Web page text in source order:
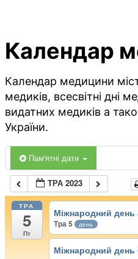
Календар
Календар медицини
медиків, всесвітні дні
видатних медиків а
України.
Пам'ятні дати
ТРА 2023
ТРА
5
Пт
Міжнародний день
Тра 5 день
Міжнародний